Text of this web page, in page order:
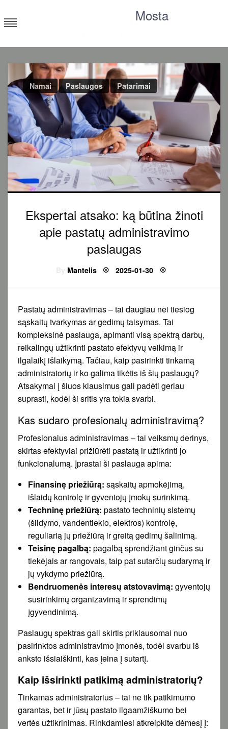
to
content
Mosta
Namai Paslaugos Patarimai
Ekspertai atsako: ką būtina žinoti
apie pastatų administravimo
paslaugas
Mantelis Posted
on
2025-01-30
Pastatų administravimas – tai daugiau nei tiesiog
sąskaitų tvarkymas ar gedimų taisymas. Tai
kompleksinė paslauga, apimanti visą spektrą darbų,
reikalingų užtikrinti pastato efektyvų veikimą ir
ilgalaikį išlaikymą. Tačiau, kaip pasirinkti tinkamą
administratorių ir ko galima tikėtis iš šių paslaugų?
Atsakymai į šiuos klausimus gali padėti geriau
suprasti, kodėl ši sritis yra tokia svarbi.
Kas sudaro profesionalų administravimą?
Profesionalus administravimas – tai veiksmų derinys,
skirtas efektyviai prižiūrėti pastatą ir užtikrinti jo
funkcionalumą. Įprastai ši paslauga apima:
Finansinę priežiūrą: sąskaitų apmokėjimą,
išlaidų kontrolę ir gyventojų įmokų surinkimą.
Techninę priežiūrą: pastato techninių sistemų
(šildymo, vandentiekio, elektros) kontrolę,
reguliarią jų priežiūrą ir greitą gedimų šalinimą.
Teisinę pagalbą: pagalbą sprendžiant ginčus su
tiekėjais ar rangovais, taip pat sutarčių sudarymą ir
jų vykdymo priežiūrą.
Bendruomenės interesų atstovavimą: gyventojų
susirinkimų organizavimą ir sprendimų
įgyvendinimą.
Paslaugų spektras gali skirtis priklausomai nuo
pasirinktos administravimo įmonės, todėl svarbu iš
anksto išsiaiškinti, kas įeina į sutartį.
Kaip išsirinkti patikimą administratorių?
Tinkamas administratorius – tai ne tik patikimumo
garantas, bet ir jūsų pastato ilgaamžiškumo bei
vertės užtikrinimas. Rinkdamiesi atkreipkite dėmesį į: